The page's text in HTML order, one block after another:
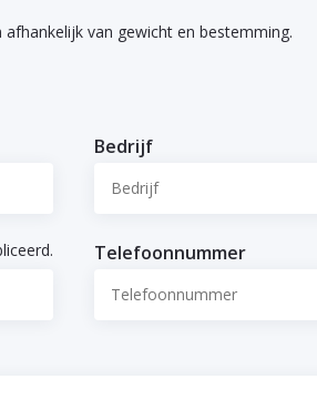
van gewicht en bestemming.
Bedrijf
Telefoonnummer